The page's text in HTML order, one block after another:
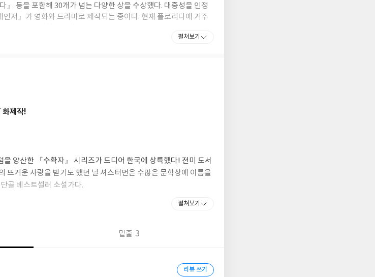
』 등을 포함해 30개가 넘는 다양한 상을 수상했다. 대중성을 인정
저』가 영화와 드라마로 제작되는 중이다. 현재 플로리다에 거주
펼쳐보기
화제작!
양산한 『수확자』 시리즈가 드디어 한국에 상륙했다! 전미 도서
뜨거운 사랑을 받기도 했던 닐 셔스터먼은 수많은 문학상에 이름을
골 베스트셀러 소설가다.
, 컴퓨터의 통제를 받지 않는 건 인구 조절을 위해 생명을 끝낼 임
엇인가? 생명을 끝낼 권리는 누구에게 있어야 하는가? 수확자들은
펼쳐보기
밑줄 3
리뷰 쓰기